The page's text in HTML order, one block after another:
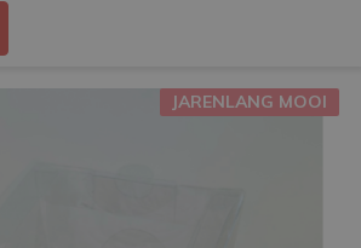
JARENLANG MOOI